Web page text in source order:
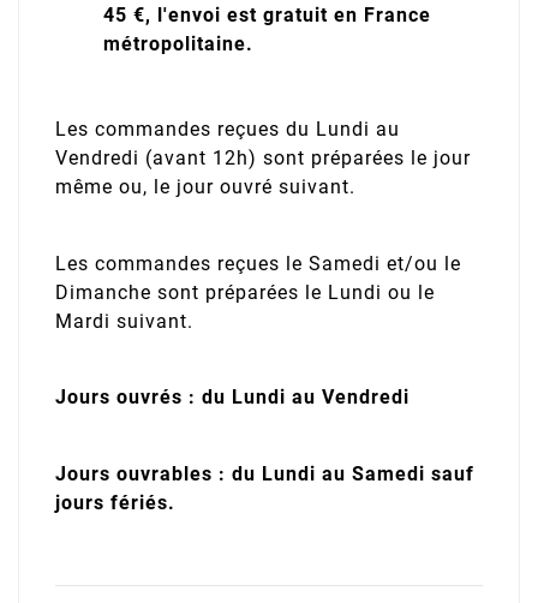
45 €, l'envoi est gratuit en France
métropolitaine.
Les commandes reçues du Lundi au
Vendredi (avant 12h) sont préparées le jour
même ou, le jour ouvré suivant.
Les commandes reçues le Samedi et/ou le
Dimanche sont préparées le Lundi ou le
Mardi suivant.
Jours ouvrés : du Lundi au Vendredi
Jours ouvrables : du Lundi au Samedi sauf
jours fériés.